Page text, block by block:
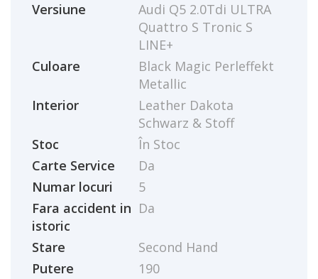
Versiune
Audi Q5 2.0Tdi ULTRA
Quattro S Tronic S
LINE+
Culoare
Black Magic Perleffekt
Metallic
Interior
Leather Dakota
Schwarz & Stoff
Stoc
În Stoc
Carte Service
Da
Numar locuri
5
Fara accident in
istoric
Da
Stare
Second Hand
Putere
190